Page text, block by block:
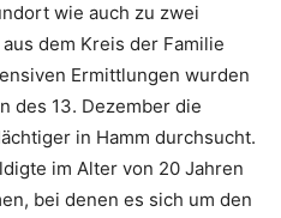
wie auch zu zwei
dem Kreis der Familie
Ermittlungen wurden
des 13. Dezember die
in Hamm durchsucht.
im Alter von 20 Jahren
bei denen es sich um den